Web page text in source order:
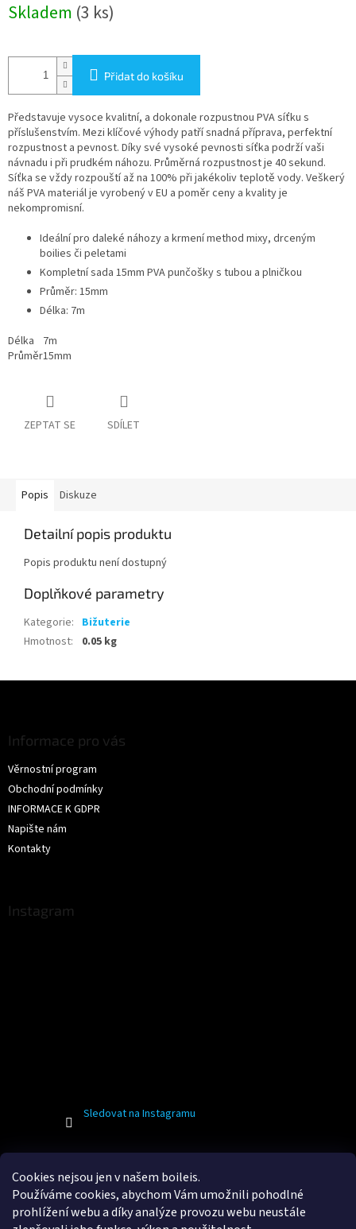
Cookies nejsou jen v našem boileis.
Používáme cookies, abychom Vám umožnili pohodlné
prohlížení webu a díky analýze provozu webu neustále
cena:
Skladem (3 ks)
Přidat do košíku
Představuje vysoce kvalitní, a dokonale rozpustnou PVA síťku s
příslušenstvím. Mezi klíčové výhody patří snadná příprava, perfektní
rozpustnost a pevnost. Díky své vysoké pevnosti síťka podrží vaši
návnadu i při prudkém náhozu. Průměrná rozpustnost je 40 sekund.
Síťka se vždy rozpouští až na 100% při jakékoliv teplotě vody. Veškerý
náš PVA materiál je vyrobený v EU a poměr ceny a kvality je
nekompromisní.
Ideální pro daleké náhozy a krmení method mixy, drceným
boilies či peletami
Kompletní sada 15mm PVA punčošky s tubou a plničkou
Průměr: 15mm
Délka: 7m
Délka
7m
Průměr15mm
ZEPTAT SE SDÍLET
Popis Diskuze
Detailní popis produktu
Popis produktu není dostupný
Doplňkové parametry
Kategorie: Bižuterie
Hmotnost: 0.05 kg
Informace pro vás
Věrnostní program
Obchodní podmínky
INFORMACE K GDPR
Napište nám
Kontakty
Instagram
Sledovat na Instagramu